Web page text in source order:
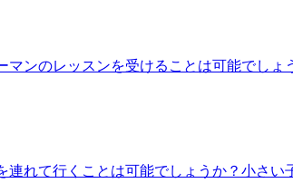
ンのレッスンを受けることは可能でしょ
れて行くことは可能でしょうか？小さい